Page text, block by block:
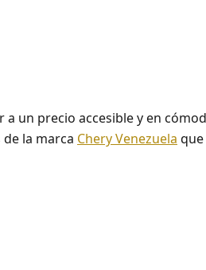
un precio accesible y en
de la marca Chery Venezuela